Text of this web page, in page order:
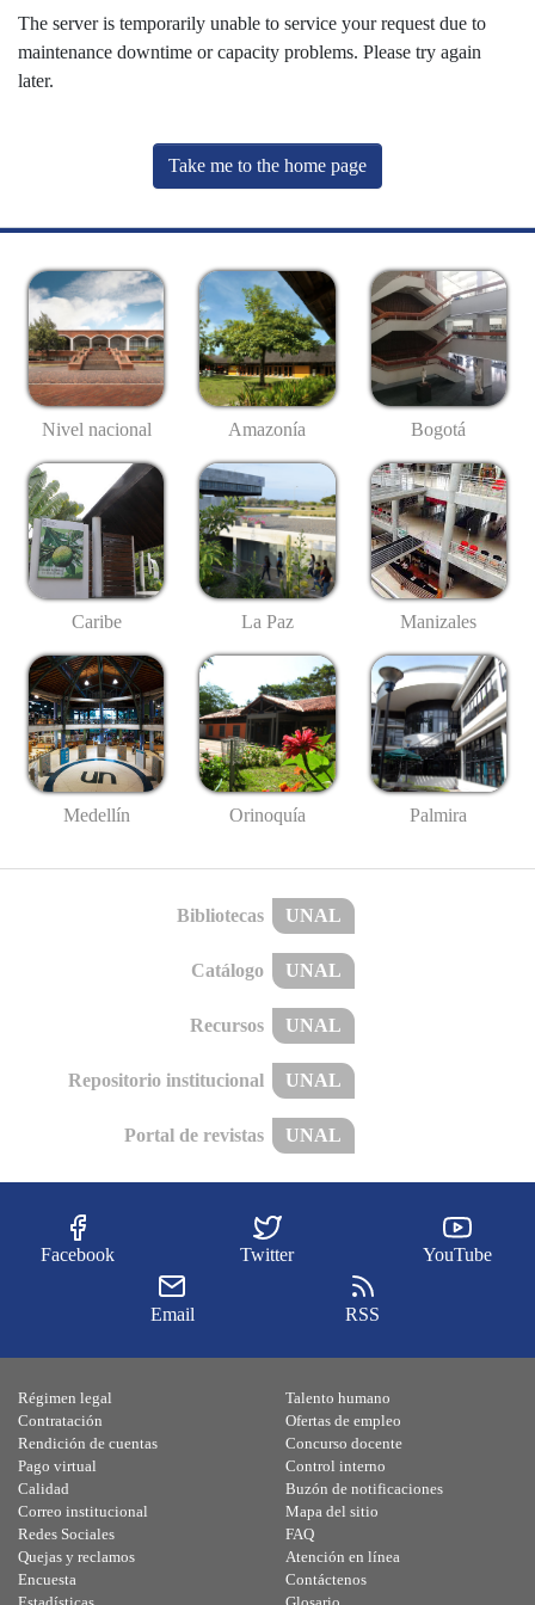
The server is temporarily unable to service your request due to
maintenance downtime or capacity problems. Please try again
later.
Take me to the home page
Nivel nacional Amazonía Bogotá
Caribe La Paz Manizales
Medellín Orinoquía Palmira
Bibliotecas UNAL
Catálogo UNAL
Recursos UNAL
Repositorio institucional UNAL
Portal de revistas UNAL
Facebook Twitter YouTube
Email RSS
Régimen legal
Contratación
Rendición de cuentas
Pago virtual
Calidad
Talento humano
Ofertas de empleo
Concurso docente
Control interno
Buzón de notificaciones
Correo institucional
Redes Sociales
Quejas y reclamos
Encuesta
Mapa del sitio
FAQ
Atención en línea
Contáctenos